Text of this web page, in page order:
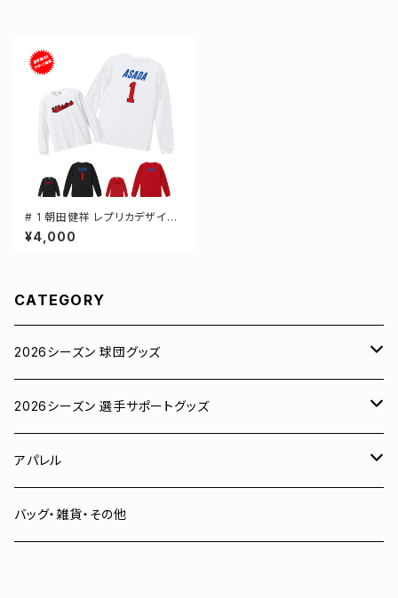
# 1 朝田健祥 レプリカデザイン
3カラー 選手還元 長袖Tシャツ
S-XXLサイズ 501101
¥4,000
CATEGORY
2026シーズン 球団グッズ
ユニフォーム
Tシャツ
スウェット
2026シーズン 選手サポートグッズ
# 00 蓮
# 0 岡田竜汰
アパレル
スウェット・パーカー
バッグ・雑貨・その他